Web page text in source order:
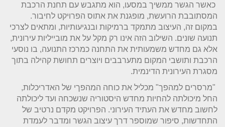
כאשר הגשר ממשיך במסעו, הוא מתגבש עם תחנת הרכבת
המסתובבת הרועשת, מופגנת את אתוס הפרויקט לחיבור.
במקום זה, העיצוב מתמקד ברמיקות ובנגיעותיות, ומתאים לצרכי
תנועה שונים. השילוב הזה אינו רק מקל על את מובייליות עירונית,
אלא גם מחדש משמעותית את התחנה כמרכז התנועה, בו נוסעי
הרכבת ותושבי המקום מתערבבים ויוצרים תחושת קהילה בתוך
מסגרת העירונית הדינמית.
"מרסרים למהפך" מכליל את כוחה המהפךי של האדריכלות,
החל מיכולתה להחיות מחדש היסטוריה שנשכחה ועד ליכולתה
לחשוב מחדש את העתיד העירוני. הפרויקט מקדם נרטיב של
התחדשות, סיפור שמוספר דרך עיצוב הגשר ומדבר לעמדת